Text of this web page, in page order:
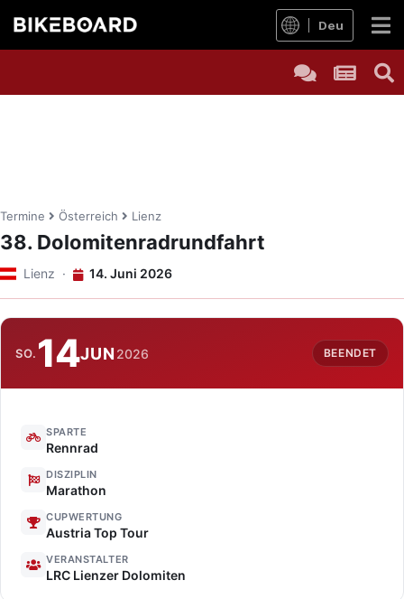
Deu
Termine Österreich Lienz
38. Dolomitenradrundfahrt
Lienz · 14. Juni 2026
SO. 14JUN 2026 BEENDET
SPARTE
Rennrad
DISZIPLIN
Marathon
CUPWERTUNG
Austria Top Tour
VERANSTALTER
LRC Lienzer Dolomiten